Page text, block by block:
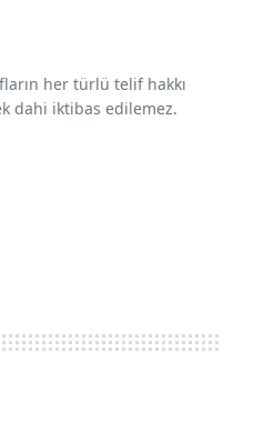
her türlü telif hakkı
dahi iktibas edilemez.